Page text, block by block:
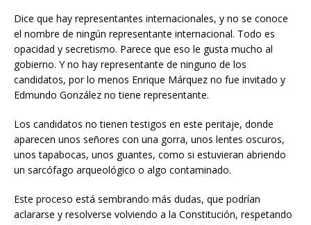
Dice que hay representantes internacionales, y no se conoce
el nombre de ningún representante internacional. Todo es
opacidad y secretismo. Parece que eso le gusta mucho al
gobierno. Y no hay representante de ninguno de los
candidatos, por lo menos Enrique Márquez no fue invitado y
Edmundo González no tiene representante.
Los candidatos no tienen testigos en este peritaje, donde
aparecen unos señores con una gorra, unos lentes oscuros,
unos tapabocas, unos guantes, como si estuvieran abriendo
un sarcófago arqueológico o algo contaminado.
Este proceso está sembrando más dudas, que podrían
aclararse y resolverse volviendo a la Constitución, respetando